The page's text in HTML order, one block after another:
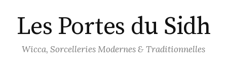
au
contenu
Les Portes du Sidh
Wicca, Sorcelleries Modernes & Traditionnelles